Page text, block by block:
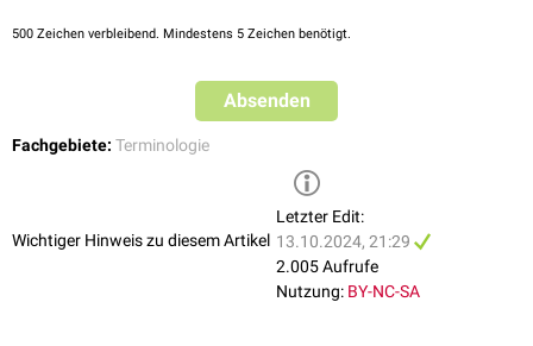
Insulinsensitivität
SPINA-GR
QUICKI
(Indirekt:
HOMA-IR
Dispositionsindex
und DeFronzo
SPINA-DI
500 Zeichen verbleibend. Mindestens 5 Zeichen benötigt.
Absenden
Fachgebiete: Terminologie
Wichtiger Hinweis zu diesem Artikel
Letzter Edit:
13.10.2024, 21:29
2.005 Aufrufe
Nutzung: BY-NC-SA